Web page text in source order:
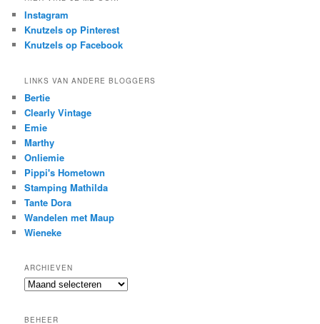
Instagram
Knutzels op Pinterest
Knutzels op Facebook
LINKS VAN ANDERE BLOGGERS
Bertie
Clearly Vintage
Emie
Marthy
Onliemie
Pippi's Hometown
Stamping Mathilda
Tante Dora
Wandelen met Maup
Wieneke
ARCHIEVEN
Archieven
BEHEER